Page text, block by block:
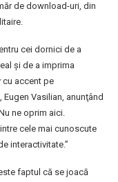
de download-uri, din
cei dornici de a
şi de a imprima
cu accent pe
Vasilian, anunţând
ne oprim aici.
cele mai cunoscute
interactivitate.”
faptul că se joacă